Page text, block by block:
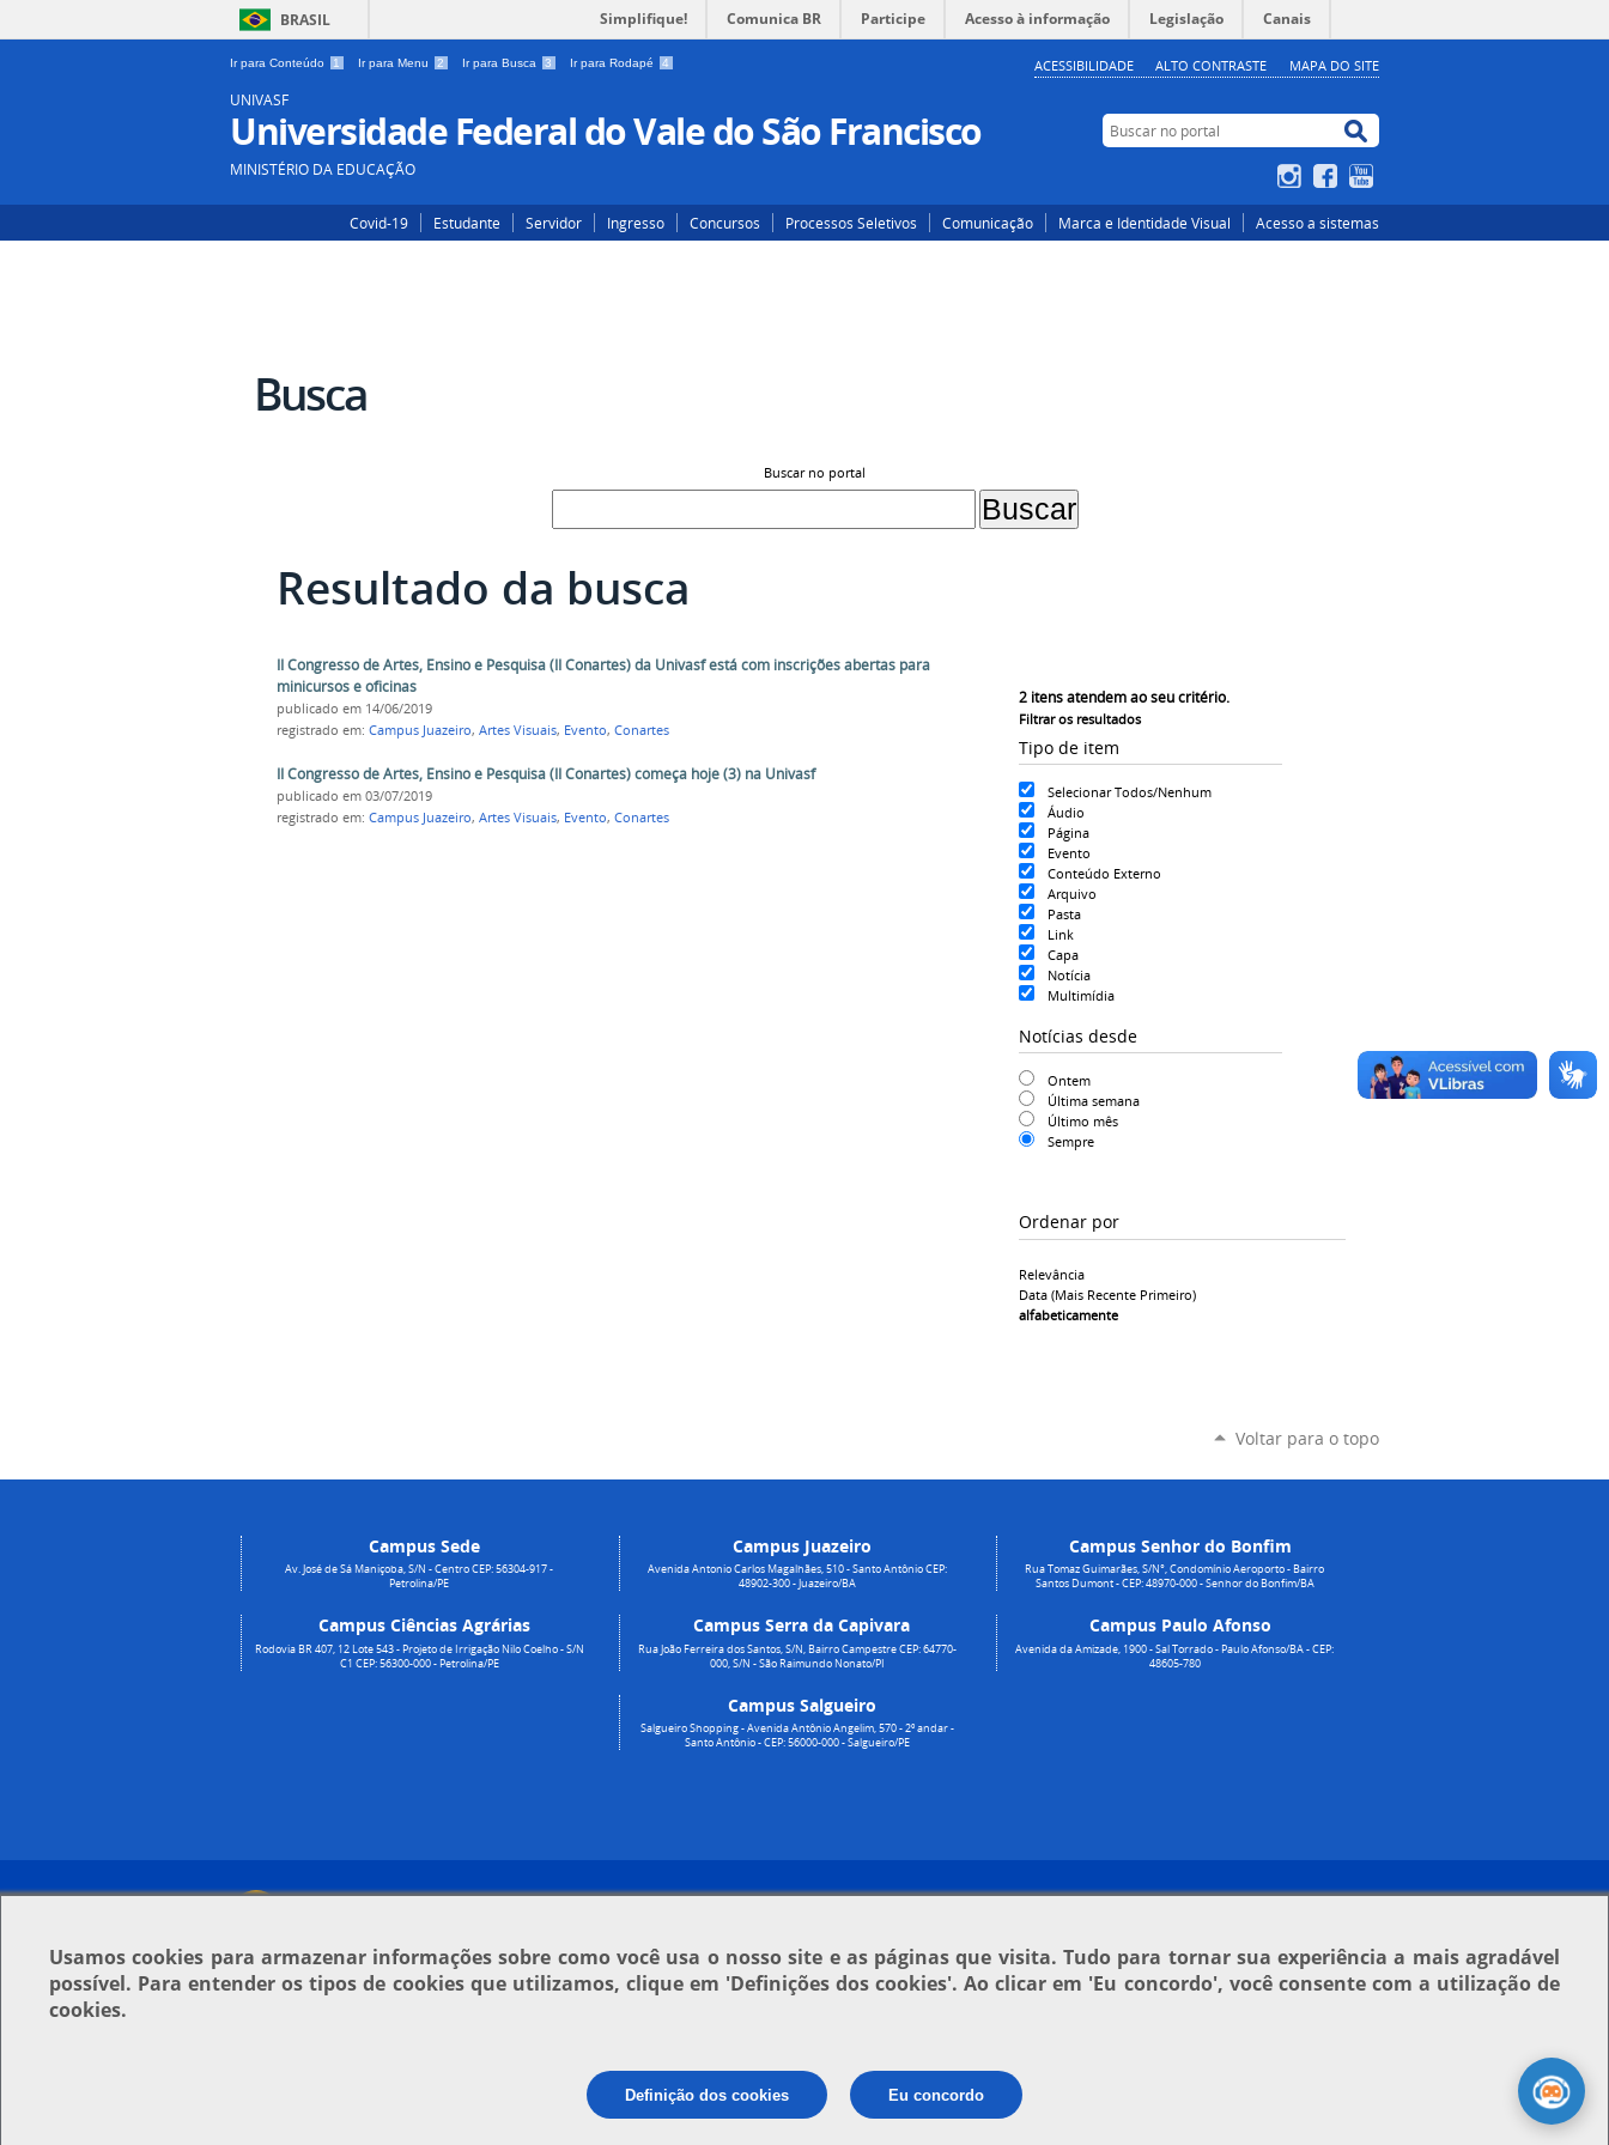
BRASIL Simplifique! Comunica BR Participe Acesso à informação Legislação Canais
Ir para Conteúdo 1 Ir para Menu 2 Ir para Busca 3 Ir para Rodapé 4 ACESSIBILIDADE ALTO CONTRASTE MAPA DO SITE
UNIVASF
Universidade Federal do Vale do São Francisco
MINISTÉRIO DA EDUCAÇÃO
Buscar no portal
Buscar no portal
InstagramFacebook
Covid-19 Estudante Servidor Ingresso Concursos Processos Seletivos Comunicação Marca e Identidade Visual Acesso a sistemas
Busca
Buscar no portal
Resultado da busca
2itens atendem ao seu critério.
Filtrar os resultados
Tipo de item
Selecionar Todos/Nenhum
Áudio
Página
Evento
Conteúdo Externo
Arquivo
Pasta
Link
Capa
Notícia
Multimídia
Notícias desde
Ontem
Última semana
Último mês
Sempre
Ordenar por
Relevância
Data (mais Recente Primeiro)
alfabeticamente
II Congresso de Artes, Ensino e Pesquisa (II Conartes) da Univasf está com inscrições abertas para
minicursos e oficinas
publicado em 14/06/2019
registrado em: Campus Juazeiro, Artes Visuais, Evento, Conartes
II Congresso de Artes, Ensino e Pesquisa (II Conartes) começa hoje (3) na Univasf
publicado em 03/07/2019
registrado em: Campus Juazeiro, Artes Visuais, Evento, Conartes
Voltar para o topo
Campus Sede
Av. José de Sá Maniçoba, S/N - Centro CEP: 56304-917 -
Petrolina/PE
Campus Ciências Agrárias
Rodovia BR 407, 12 Lote 543 - Projeto de Irrigação Nilo Coelho - S/N
C1 CEP: 56300-000 - Petrolina/PE
Campus Juazeiro
Avenida Antonio Carlos Magalhães, 510 - Santo Antônio CEP:
48902-300 - Juazeiro/BA
Campus Serra da Capivara
Rua João Ferreira dos Santos, S/N, Bairro Campestre CEP: 64770-
000, S/N - São Raimundo Nonato/PI
Campus Salgueiro
Salgueiro Shopping - Avenida Antônio Angelim, 570 - 2º andar -
Santo Antônio - CEP: 56000-000 - Salgueiro/PE
Campus Senhor do Bonfim
Rua Tomaz Guimarães, S/N°, Condomínio Aeroporto - Bairro
Santos Dumont - CEP: 48970-000 - Senhor do Bonfim/BA
Campus Paulo Afonso
Avenida da Amizade, 1900 - Sal Torrado - Paulo Afonso/BA - CEP:
48605-780
Usamoscookies para armazenar informações sobre como você usa o nosso site e as páginas que visita. Tudo para tornar sua experiência a mais agradável
possível. Para entender os tipos de cookies que utilizamos, clique em 'Definições dos cookies'. Ao clicar em 'Eu concordo', você consente com a utilização de
cookies.